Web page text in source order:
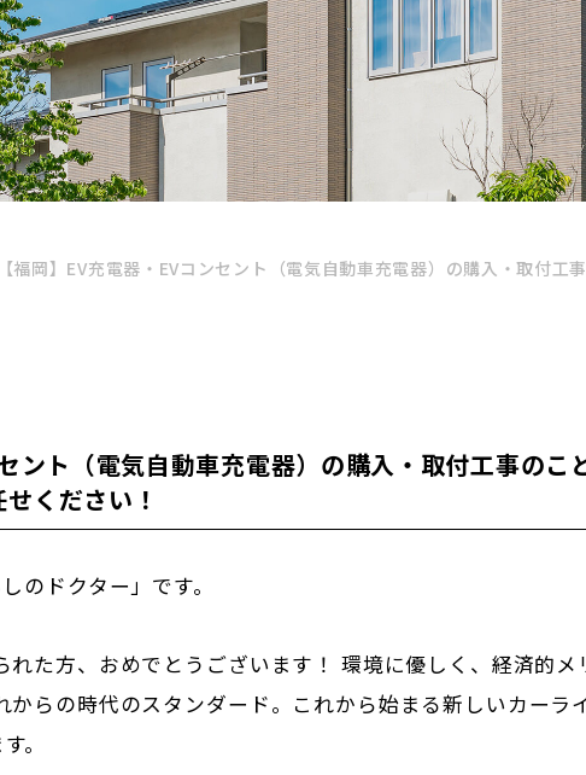
【福岡】EV充電器・EVコンセント（電気自動車充電器）の購入・取付工
ント（電気自動車充電器）の購入・取付工事のこ
ください！
のドクター」です。
れた方、おめでとうございます！ 環境に優しく、経済的メ
からの時代のスタンダード。これから始まる新しいカーラ
。